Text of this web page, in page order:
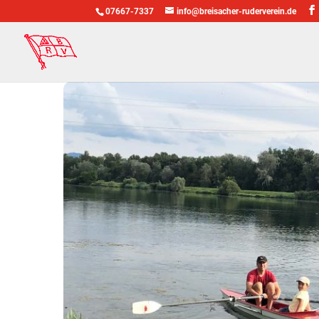
07667-7337 info@breisacher-ruderverein.de